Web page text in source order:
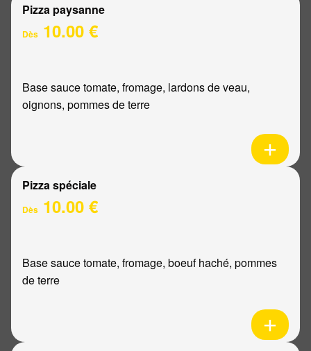
Pizza paysanne
Dès 10.00 €
Base sauce tomate, fromage, lardons de veau,
oignons, pommes de terre
Pizza spéciale
Dès 10.00 €
Base sauce tomate, fromage, boeuf haché, pommes
de terre